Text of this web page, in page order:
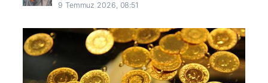
9 Temmuz 2026, 08:51